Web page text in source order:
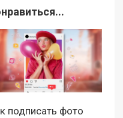
подписать фото